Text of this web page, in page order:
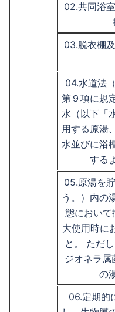
02.共同浴
03.脱衣棚
04.水道法
第９項に規
水（以下「
用する原湯
水並びに浴
する
05.原湯を
う。）内の
態におい
大使用時に
と。 ただ
ジオネラ
の
06.定期的